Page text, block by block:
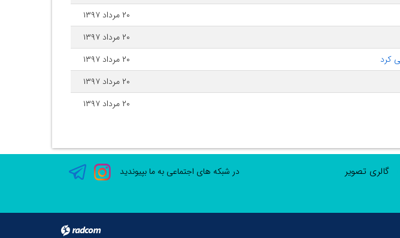
۲۰ مرداد ۱۳۹۷
۲۰ مرداد ۱۳۹۷
۲۰ مرداد ۱۳۹۷
۲۰ مرداد ۱۳۹۷
۲۰ مرداد ۱۳۹۷
گالری تصویر
در شبکه های اجتماعی به ما بپیوندید
radcom